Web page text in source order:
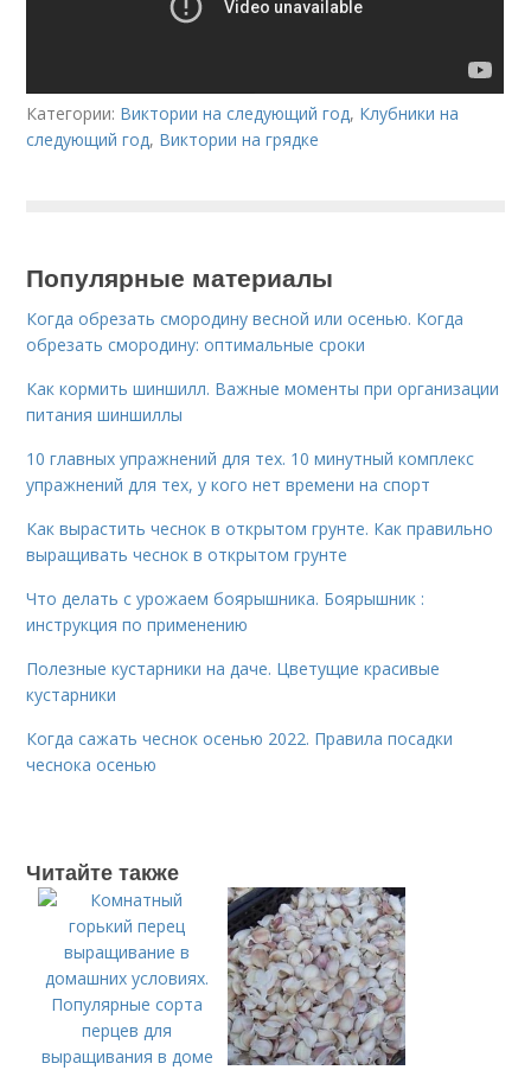
Категории: Виктории на следующий год, Клубники на
следующий год, Виктории на грядке
Популярные материалы
Когда обрезать смородину весной или осенью. Когда
обрезать смородину: оптимальные сроки
Как кормить шиншилл. Важные моменты при организации
питания шиншиллы
10 главных упражнений для тех. 10 минутный комплекс
упражнений для тех, у кого нет времени на спорт
Как вырастить чеснок в открытом грунте. Как правильно
выращивать чеснок в открытом грунте
Что делать с урожаем боярышника. Боярышник :
инструкция по применению
Полезные кустарники на даче. Цветущие красивые
кустарники
Когда сажать чеснок осенью 2022. Правила посадки
чеснока осенью
Читайте также